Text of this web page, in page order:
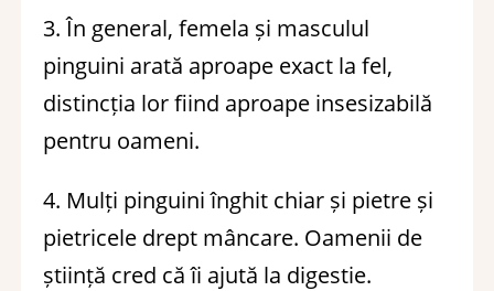
3. În general, femela și masculul
pinguini arată aproape exact la fel,
distincția lor fiind aproape insesizabilă
pentru oameni.
4. Mulți pinguini înghit chiar și pietre și
pietricele drept mâncare. Oamenii de
știință cred că îi ajută la digestie.